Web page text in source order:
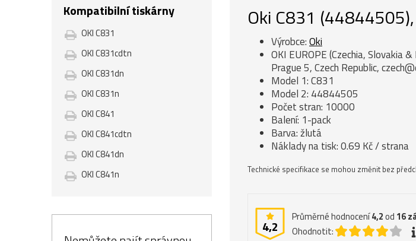
Kompatibilní tiskárny
OKI C831
OKI C831cdtn
OKI C831dn
OKI C831n
OKI C841
OKI C841cdtn
OKI C841dn
OKI C841n
Oki C831
Výrobce:Oki
OKI EUROPE (Czechia, Slovakia
Prague 5, Czech Republic,
Model 1: C831
Model 2: 44844505
Počet stran: 10000
Balení: 1-pack
Barva: žlutá
Náklady na tisk: 0.69 Kč / strana
Technické specifikace se mohou změnit bez
4,2
Průměrné hodnocení4,2od 16
Ohodnotit: